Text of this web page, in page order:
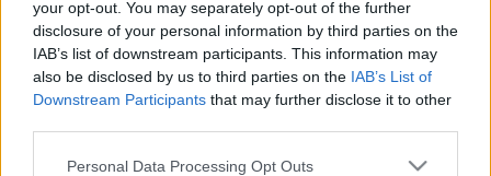
your opt-out. You may separately opt-out of the further
disclosure of your personal information by third parties on the
IAB’s list of downstream participants. This information may
also be disclosed by us to third parties on the IAB’s List of
Downstream Participants that may further disclose it to other
Please note that this website/app uses one or more Google
Personal Data Processing Opt Outs
MEGÉRKEZETT AZ ESŐ A DUNA VÍZGYŰJTŐJÉRE
Országos hírek oktatás továbbképzés
Kecskeméten is szakirányú
továbbképzésekkel erősít a Gál Ferenc